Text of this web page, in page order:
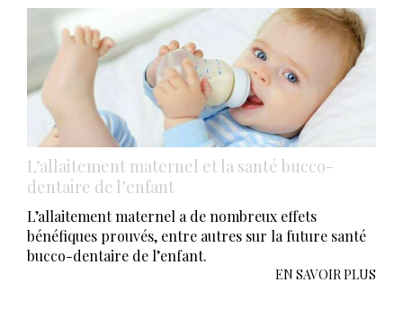
L’allaitement maternel et la santé bucco-
dentaire de l’enfant
L’allaitement maternel a de nombreux effets
bénéfiques prouvés, entre autres sur la future santé
bucco-dentaire de l’enfant.
EN SAVOIR PLUS